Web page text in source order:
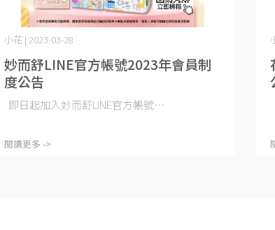
妙而舒LINE官方帳號2023年會員制
度公告
小花 | 2023-03-28
即日起加入妙而舒LINE官方帳號⋯
閱讀更多 ->